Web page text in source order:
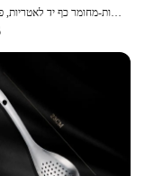
1pc סיליקון מתכוונן קליפ-על מסננת לסירים, מחבתות, וקערות-מחומר כף יד לאטריות, פסטה